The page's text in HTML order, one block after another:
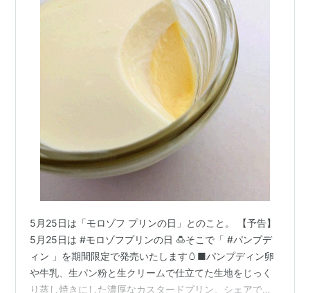
5月25日は「モロゾフ プリンの日」とのこと。 【予告】
5月25日は #モロゾフプリンの日 🍮そこで「 #パンプデ
ィン 」を期間限定で発売いたします🥚■パンプディン卵
や牛乳、生パン粉と生クリームで仕立てた生地をじっく
り蒸し焼きにした濃厚なカスタードプリン。シェアでき